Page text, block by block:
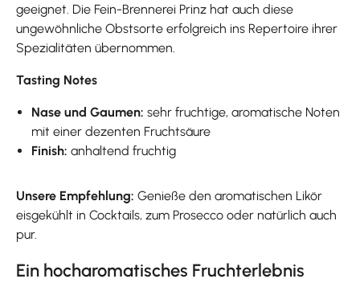
geeignet. Die Fein-Brennerei Prinz hat auch diese
ungewöhnliche Obstsorte erfolgreich ins Repertoire ihrer
Spezialitäten übernommen.
Tasting Notes
Nase und Gaumen:sehr fruchtige, aromatische Noten
mit einer dezenten Fruchtsäure
Finish: anhaltend fruchtig
Unsere Empfehlung: Genieße den aromatischen Likör
eisgekühlt in Cocktails, zum Prosecco oder natürlich auch
pur.
Ein hocharomatisches Fruchterlebnis